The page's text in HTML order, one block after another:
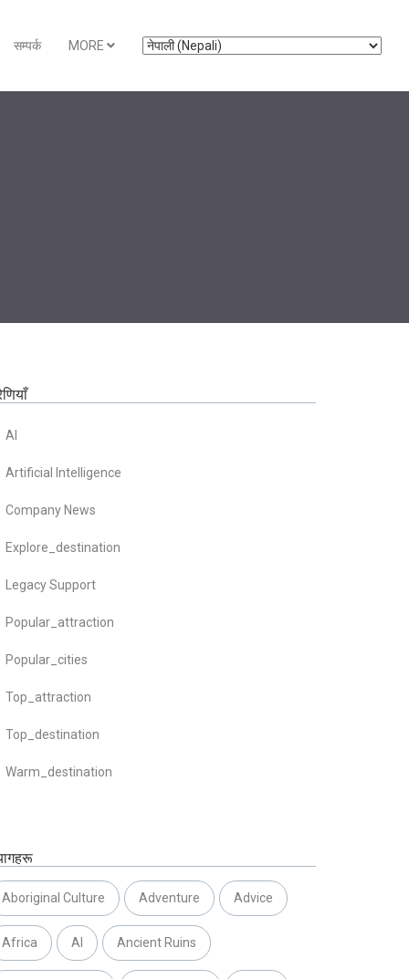
सम्पर्क MORE
AI
Artificial Intelligence
Company News
Explore_destination
Legacy Support
Popular_attraction
Popular_cities
Top_attraction
Top_destination
Warm_destination
Aboriginal Culture Adventure Advice
Africa AI Ancient Ruins